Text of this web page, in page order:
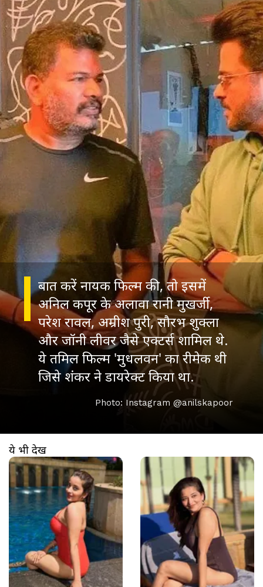
बात करें नायक फिल्म की, तो इसमें
अनिल कपूर के अलावा रानी मुखर्जी,
परेश रावल, अम्रीश पुरी, सौरभ शुक्ला
और जॉनी लीवर जैसे एक्टर्स शामिल थे.
ये तमिल फिल्म 'मुधलवन' का रीमेक थी
जिसे शंकर ने डायरेक्ट किया था.
Photo: Instagram @anilskapoor
खुल रहा है
ये भी देखें